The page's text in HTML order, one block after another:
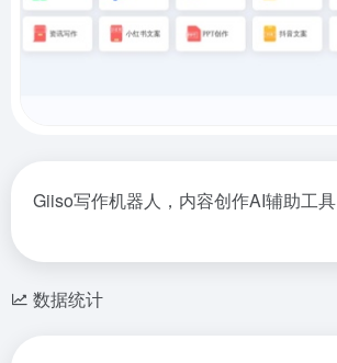
Giiso写作机器人，内容创作AI辅助工具
数据统计